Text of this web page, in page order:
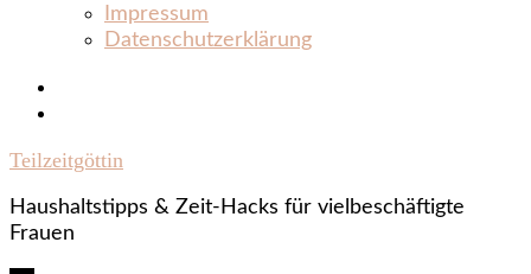
Impressum
Datenschutzerklärung
Teilzeitgöttin
Haushaltstipps & Zeit‑Hacks für vielbeschäftigte
Frauen